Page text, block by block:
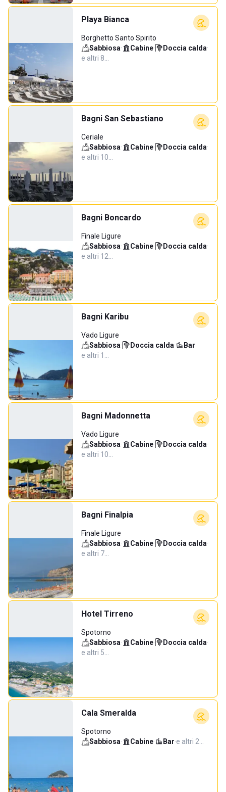
Playa Bianca
Borghetto Santo Spirito
Sabbiosa· Cabine· Doccia calda·
e altri 8…
Bagni San Sebastiano
Ceriale
Sabbiosa· Cabine· Doccia calda·
e altri 10…
Bagni Boncardo
Finale Ligure
Sabbiosa· Cabine· Doccia calda·
e altri 12…
Bagni Karibu
Vado Ligure
Sabbiosa· Doccia calda· Bar·
e altri 1…
Bagni Madonnetta
Vado Ligure
Sabbiosa· Cabine· Doccia calda·
e altri 10…
Bagni Finalpia
Finale Ligure
Sabbiosa· Cabine· Doccia calda·
e altri 7…
Hotel Tirreno
Spotorno
Sabbiosa· Cabine· Doccia calda·
e altri 5…
Cala Smeralda
Spotorno
Sabbiosa· Cabine· Bar·e altri 2…